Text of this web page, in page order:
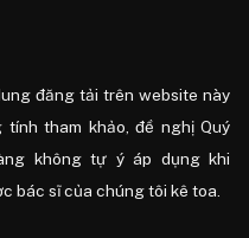
đăng tải trên website này
tính tham khảo, đề nghị Quý
không tự ý áp dụng khi
bác sĩ của chúng tôi kê toa.